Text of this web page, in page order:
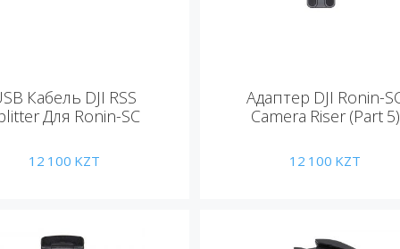
Кабель DJI RSS
Для Ronin-SC
12 100 KZT
Адаптер DJI Ronin-
Camera Riser (Part 5)
12 100 KZT